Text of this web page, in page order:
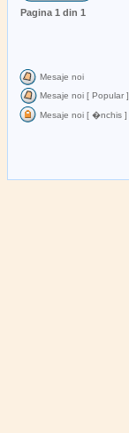
Pagina 1 din 1
Mesaje noi
Mesaje noi [ Popular ]
Mesaje noi [ �nchis ]